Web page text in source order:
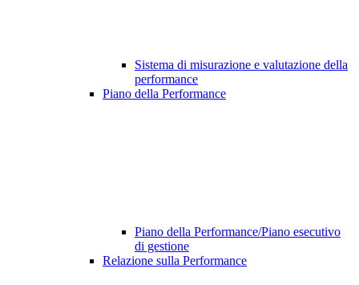
Sistema di misurazione e valutazione della
performance
Piano della Performance
Piano della Performance/Piano esecutivo
di gestione
Relazione sulla Performance